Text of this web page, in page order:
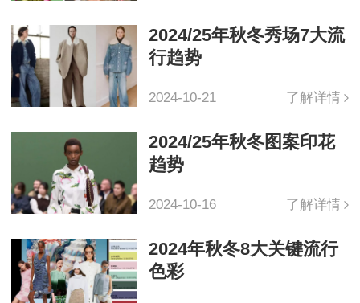
2024/25年秋冬秀场7大流
行趋势
2024-10-21 了解详情
2024/25年秋冬图案印花
趋势
2024-10-16 了解详情
2024年秋冬8大关键流行
色彩